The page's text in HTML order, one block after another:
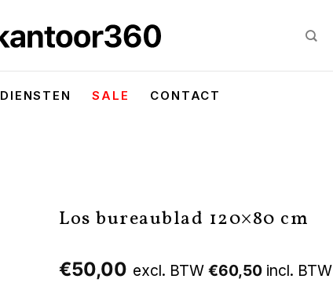
DIENSTEN SALE CONTACT
Los bureaublad 120×80 cm
€50,00 excl. BTW €60,50 incl. BTW